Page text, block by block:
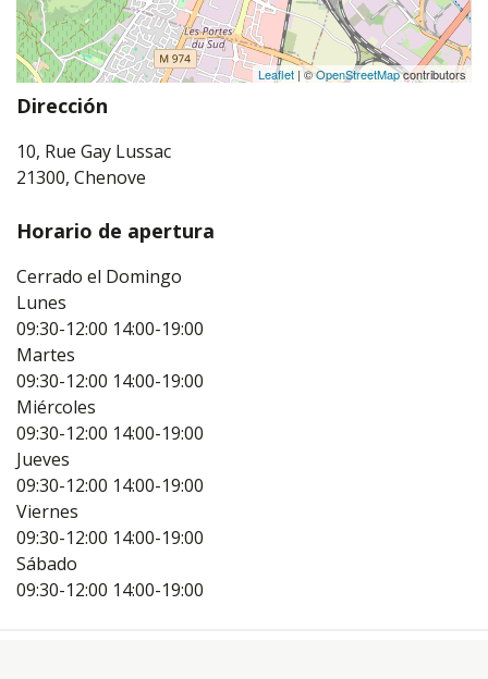
Leaflet | ©OpenStreetMapcontributors
Dirección
10, Rue Gay Lussac
21300, Chenove
Horario de apertura
Cerrado el Domingo
Lunes
09:30-12:00 14:00-19:00
Martes
09:30-12:00 14:00-19:00
Miércoles
09:30-12:00 14:00-19:00
Jueves
09:30-12:00 14:00-19:00
Viernes
09:30-12:00 14:00-19:00
Sábado
09:30-12:00 14:00-19:00